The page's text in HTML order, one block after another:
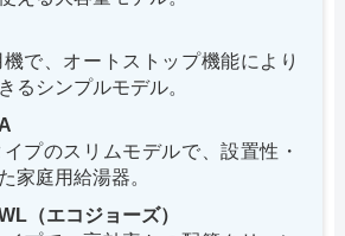
で、オートストップ機能により
るシンプルモデル。
プのスリムモデルで、設置性・
家庭用給湯器。
（エコジョーズ）